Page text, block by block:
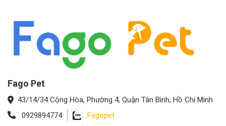
Fago Pet
43/14/34 Cộng Hòa, Phường 4, Quận Tân Bình, Hồ Chí Minh
0929894774
Fagopet